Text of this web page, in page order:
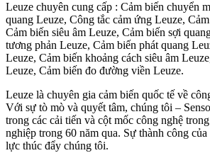
Leuze chuyên cung cấp : Cảm biến chuyển
quang Leuze, Công tắc cảm ứng Leuze,
Cảm biến siêu âm Leuze, Cảm biến sợi
tương phản Leuze, Cảm biến phát quang
Leuze, Cảm biến khoảng cách siêu âm
Leuze, Cảm biến đo đường viền Leuze.
Leuze là chuyên gia cảm biến quốc tế về
Với sự tò mò và quyết tâm, chúng tôi –
trong các cải tiến và cột mốc công nghệ
nghiệp trong 60 năm qua. Sự thành công
lực thúc đẩy chúng tôi.